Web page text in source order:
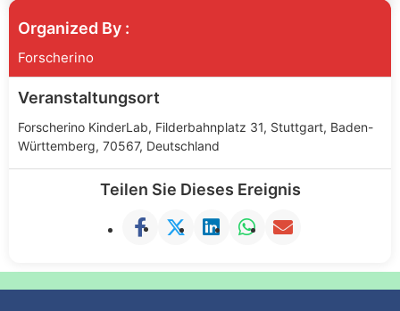
Organized By :
Forscherino
Veranstaltungsort
Forscherino KinderLab, Filderbahnplatz 31, Stuttgart, Baden-
Württemberg, 70567, Deutschland
Teilen Sie Dieses Ereignis